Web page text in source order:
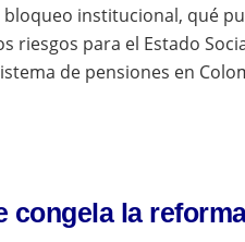
institucional, qué
riesgos para el Estado
de pensiones en
congela la